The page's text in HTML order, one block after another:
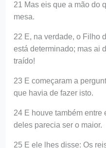
21 Mas eis que a mão do
mesa.
22 E, na verdade, o Filho
está determinado; mas ai
traído!
23 E começaram a
que havia de fazer isto.
24 E houve também entre
deles parecia ser o maior.
25 E ele lhes disse: Os